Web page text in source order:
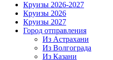
Круизы 2026-2027
Круизы 2026
Круизы 2027
Город отправления
Из Астрахани
Из Волгограда
Из Казани